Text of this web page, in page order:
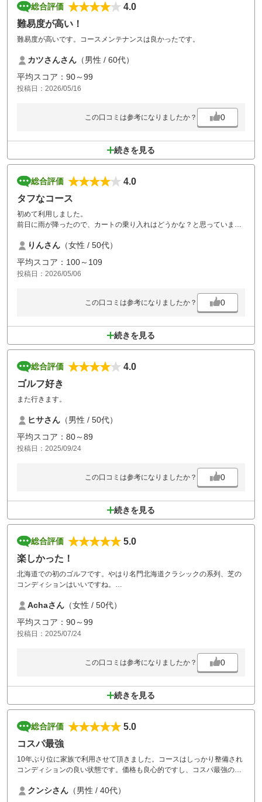
総合評価
4.0
難易度が高い！
難易度が高いです。コースメンテナンスは良かったです。
カツさんさん （男性 / 60代）
平均スコア：90～99
投稿日：2026/05/16
この口コミは参考になりましたか？ 0
続きを見る
総合評価
4.0
タフなコース
初めて利用しました。
前日に雨が降ったので、カートの乗り入れはどうかな？と思っていまし
地形を生かしたコースでかなりタフなコースでした。
レディースティーの位置もレギュラーとさほど変わらず女性は結構大変
です。
楽しかったです。
りんさん （女性 / 50代）
平均スコア：100～109
投稿日：2026/05/06
この口コミは参考になりましたか？ 0
続きを見る
総合評価
4.0
ゴルフ好き
また行きます。
ヒサさん （男性 / 50代）
平均スコア：80～89
投稿日：2025/09/24
この口コミは参考になりましたか？ 0
続きを見る
総合評価
5.0
楽しかった！
北海道での初のゴルフです。やはり名門北海道クラシックの系列、芝の
コンディションはいいですね。
です。
思ったほど難しいコースでなく、グリーンの状態もよかったからかパタ
ーが調子良くスコアが
纏まりました。
Achaさん （女性 / 50代）
平均スコア：90～99
投稿日：2025/07/24
この口コミは参考になりましたか？ 0
続きを見る
総合評価
5.0
コスパ最強
10年ぶり位に家族で利用させて頂きました。コースはしっかり整備され
コンディションの良い状態です。価格も良心的ですし、コスパ最強のゴ
クンシさん （男性 / 40代）